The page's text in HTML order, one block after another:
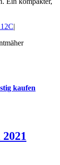
|
kaufen